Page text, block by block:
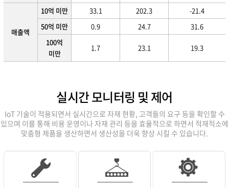
매출액
10억 미만 33.1 202.3
-21.4
50억 미만
0.9 24.7
31.6
100억
미만
1.7 23.1 19.3
실시간 모니터링 및 제어
IoT 기술이 적용되면서 실시간으로 자재 현황, 고객들의 요구 등을 확인할 수
있으며 이를 통해 비용 운영이나 자재 관리 등을 효율적으로 하면서 적재적소에
맞춤형 제품을 생산하면서 생산성을 더욱 향상 시킬 수 있습니다.